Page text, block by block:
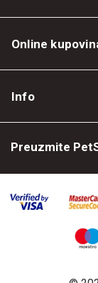
Online
Info
Preuzmite